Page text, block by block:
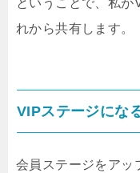
ということで、私が
れから共有します。
VIPステージにな
会員ステージをアッ